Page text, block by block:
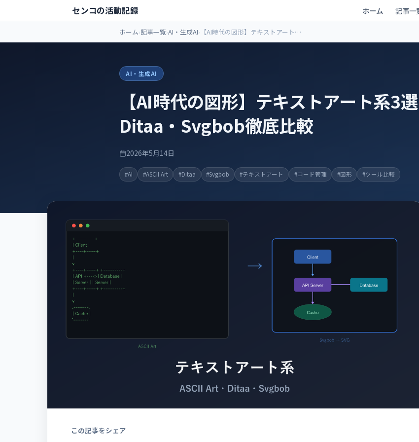
センコの活動記録 ホーム 記事一
ホーム 記事一覧 AI・生成AI
【AI時代の図形】テキストアート系
3選 — ASCII Art・Ditaa・Svgbob徹
AI・生成AI
【AI時代の図形】テキストアート系3
Ditaa・Svgbob徹底比較
2026年5月14日
#AI #ASCII Art #Ditaa #Svgbob #テキストアート #コード管理 #図形 #ツール比較
この記事をシェア